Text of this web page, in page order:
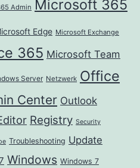
Admin Microsoft 365
Edge Microsoft Exchange
365 Microsoft Team
Server Netzwerk Office
Center Outlook
Registry Security
Troubleshooting Update
Windows Windows 7